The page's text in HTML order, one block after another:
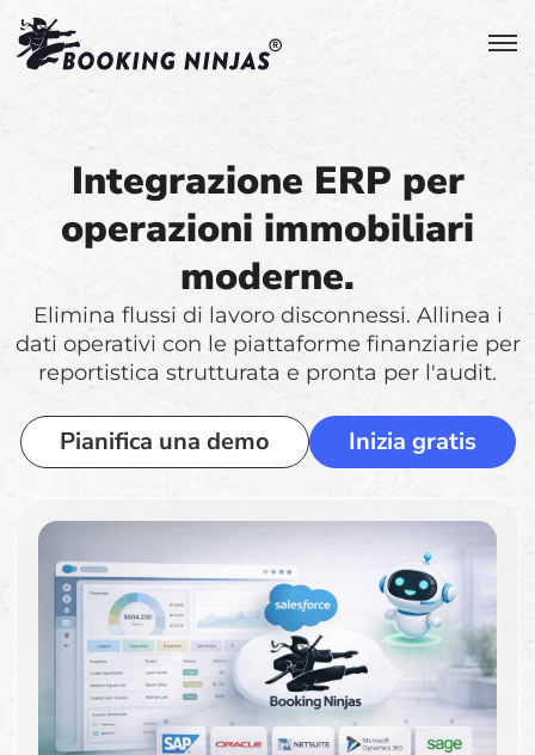
Integrazione ERP per
operazioni immobiliari
moderne.
Elimina flussi di lavoro disconnessi. Allinea i
dati operativi con le piattaforme finanziarie per
reportistica strutturata e pronta per l'audit.
Pianifica una demo Inizia gratis